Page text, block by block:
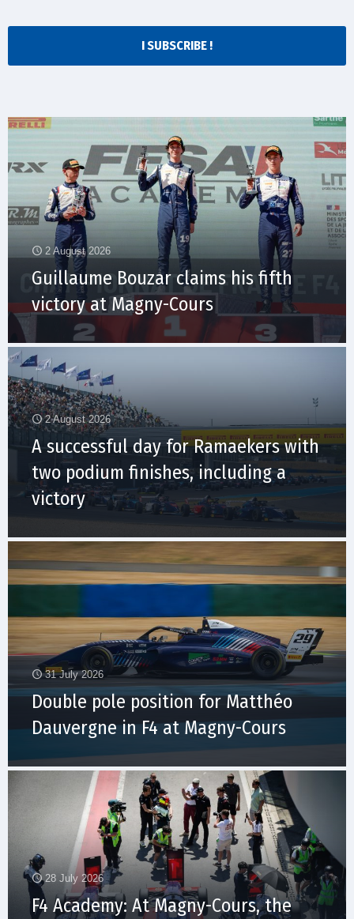
I SUBSCRIBE !
2 August 2026
Guillaume Bouzar claims his fifth
victory at Magny-Cours
2 August 2026
A successful day for Ramaekers with
two podium finishes, including a
victory
31 July 2026
Double pole position for Matthéo
Dauvergne in F4 at Magny-Cours
28 July 2026
F4 Academy: At Magny-Cours, the